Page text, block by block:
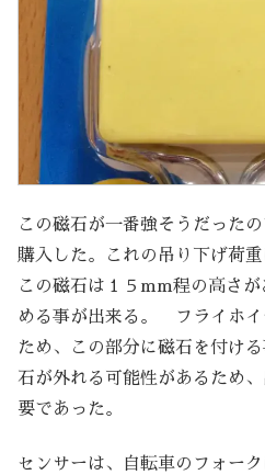
この磁石が一番強そうだった
購入した。これの吊り下げ荷
この磁石は１５mm程の高さ
める事が出来る。 フライホイ
ため、この部分に磁石を付け
石が外れる可能性があるため
要であった。
センサーは、自転車のフォー